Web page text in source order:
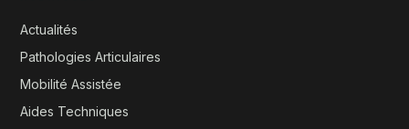
Actualités
Pathologies Articulaires
Mobilité Assistée
Aides Techniques